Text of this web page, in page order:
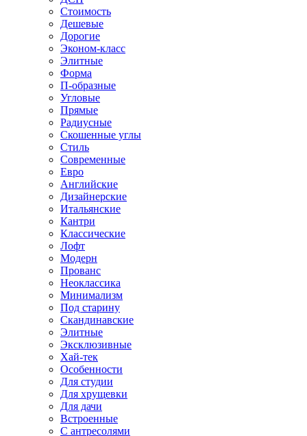
Стоимость
Дешевые
Дорогие
Эконом-класс
Элитные
Форма
П-образные
Угловые
Прямые
Радиусные
Скошенные углы
Стиль
Современные
Евро
Английские
Дизайнерские
Итальянские
Кантри
Классические
Лофт
Модерн
Прованс
Неоклассика
Минимализм
Под старину
Скандинавские
Элитные
Эксклюзивные
Хай-тек
Особенности
Для студии
Для хрущевки
Для дачи
Встроенные
С антресолями